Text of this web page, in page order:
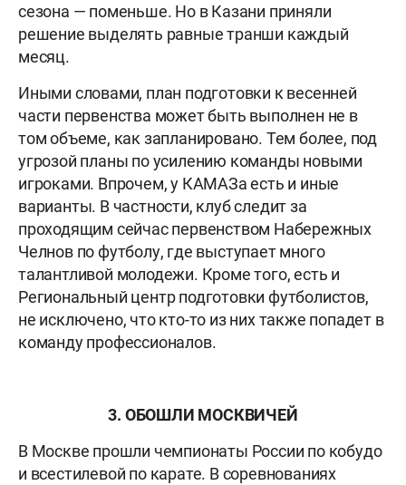
сезона — поменьше. Но в Казани приняли
решение выделять равные транши каждый
месяц.
Иными словами, план подготовки к весенней
части первенства может быть выполнен не в
том объеме, как запланировано. Тем более, под
угрозой планы по усилению команды новыми
игроками. Впрочем, у КАМАЗа есть и иные
варианты. В частности, клуб следит за
проходящим сейчас первенством Набережных
Челнов по футболу, где выступает много
талантливой молодежи. Кроме того, есть и
Региональный центр подготовки футболистов,
не исключено, что кто-то из них также попадет в
команду профессионалов.
3. ОБОШЛИ МОСКВИЧЕЙ
В Москве прошли чемпионаты России по кобудо
и всестилевой по карате. В соревнованиях